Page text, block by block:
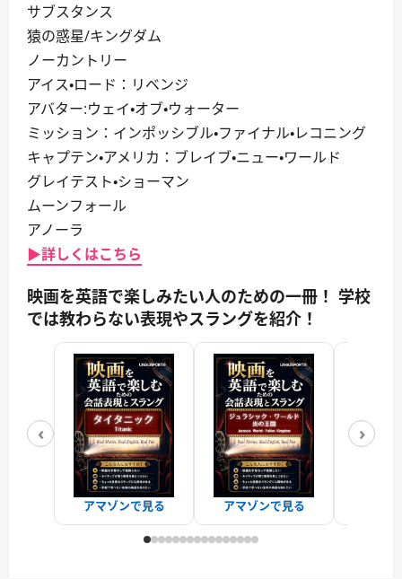
サブスタンス
猿の惑星/キングダム
ノーカントリー
アイス・ロード：リベンジ
アバター:ウェイ・オブ・ウォーター
ミッション：インポッシブル・ファイナル・レコニング
キャプテン・アメリカ：ブレイブ・ニュー・ワールド
グレイテスト・ショーマン
ムーンフォール
アノーラ
▶詳しくはこちら
映画を英語で楽しみたい人のための一冊！ 学校
では教わらない表現やスラングを紹介！
‹
アマゾンで見る アマゾンで見る
›